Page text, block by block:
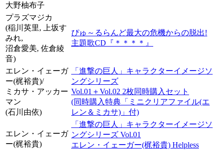
大野柚布子
プラズマジカ
(稲川英里, 上坂す
みれ,
沼倉愛美, 佐倉綾
音)
ぴゅ～るらんど最大の危機からの脱出!
主題歌CD『＊＊＊＊』
エレン・イェーガ
ー(梶裕貴)/
ミカサ・アッカー
マン
(石川由依)
「進撃の巨人」キャラクターイメージソ
ングシリーズ
Vol.01＋Vol.02 2枚同時購入セット
(同時購入特典「ミニクリアファイル(エ
レン＆ミカサ)」付)
エレン・イェーガ
ー(梶裕貴)
「進撃の巨人」キャラクターイメージソ
ングシリーズ Vol.01
エレン・イェーガー(梶裕貴) Helpless